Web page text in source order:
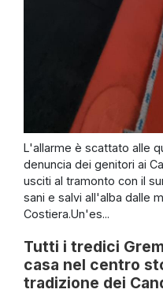
L'allarme è scattato alle
denuncia dei genitori ai
usciti al tramonto con il
sani e salvi all'alba dalle
Costiera.Un'es...
Tutti i tredici
casa nel centro
tradizione dei